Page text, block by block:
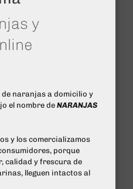
y
naranjas a domicilio y
el nombre de NARANJAS
y los comercializamos
porque
calidad y frescura de
lleguen intactos al